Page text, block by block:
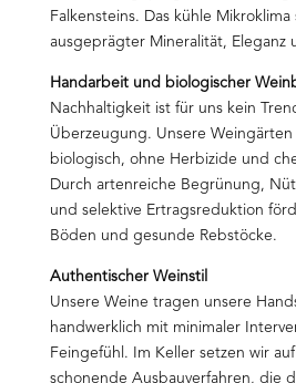
Falkensteins. Das kühle
ausgeprägter Mineralität, Eleganz
Handarbeit und biologischer
Nachhaltigkeit ist für uns kein
Überzeugung. Unsere
biologisch, ohne Herbizide und
Durch artenreiche Begrünung,
und selektive Ertragsreduktion
Böden und gesunde Rebstöcke.
Authentischer Weinstil
Unsere Weine tragen unsere
handwerklich mit minimaler
Feingefühl. Im Keller setzen wir
schonende Ausbauverfahren, die